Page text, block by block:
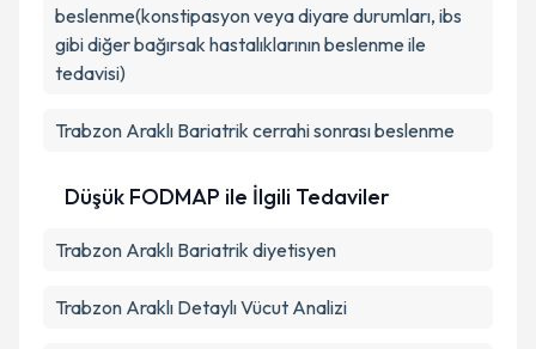
beslenme(konstipasyon veya diyare durumları, ibs
gibi diğer bağırsak hastalıklarının beslenme ile
tedavisi)
Trabzon Araklı Bariatrik cerrahi sonrası beslenme
Düşük FODMAP ile İlgili Tedaviler
Trabzon Araklı Bariatrik diyetisyen
Trabzon Araklı Detaylı Vücut Analizi